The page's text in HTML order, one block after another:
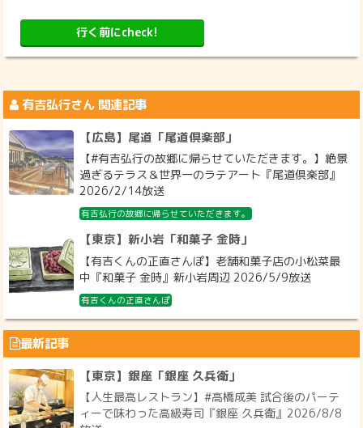
行く前にcheck!
有吉弘行さん 関連記事
【広島】尾道「尾道倶楽部」
【#有吉弘行の故郷に帰らせていただきます。】絶景
過ぎるテラス＆世界一のラテアート『尾道倶楽部』
2026/2/14放送
有吉弘行の故郷に帰らせていただきます。
【東京】新小岩「和菓子 金時」
【有吉くんの正直さんぽ】老舗和菓子店の小松菜最
中『和菓子 金時』新小岩周辺 2026/5/9放送
有吉くんの正直さんぽ
最新記事
【東京】銀座「銀座 久兵衛」
【人生最高レストラン】#高橋成美 試合後のパーテ
ィーで味わった高級寿司『銀座 久兵衛』2026/8/8